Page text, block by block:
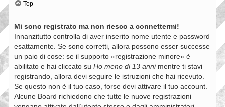
Top
Mi sono registrato ma non riesco a connettermi!
Innanzitutto controlla di aver inserito nome utente e password
esattamente. Se sono corretti, allora possono esser successe
un paio di cose: se il supporto «registrazione minore» è
abilitato e hai cliccato su Ho meno di 13 annimentre ti stavi
registrando, allora devi seguire le istruzioni che hai ricevuto.
Se questo non è il tuo caso, forse devi attivare il tuo account.
Alcune Board richiedono che tutte le nuove registrazioni